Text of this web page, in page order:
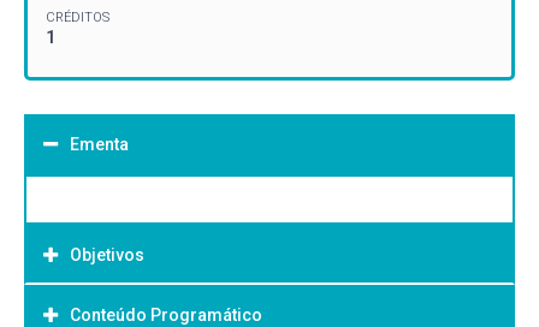
CRÉDITOS
1
Ementa
Objetivos
Objetivo Geral:
Conteúdo Programático